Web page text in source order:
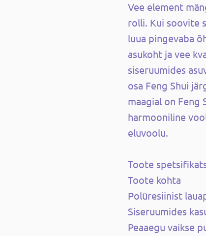
Vee element
rolli. Kui soovite
luua pingevaba
asukoht ja vee
siseruumides
osa Feng Shui
maagial on Feng
harmooniline
eluvoolu.
Toote
Toote kohta
Polüresiinist
Siseruumides
Peaaegu vaikse